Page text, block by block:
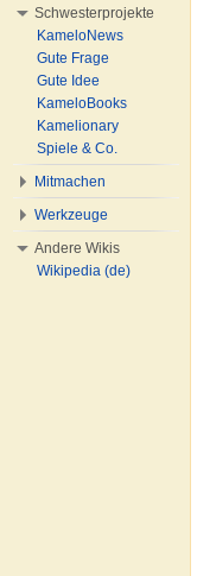
Schwesterprojekte
KameloNews
Gute Frage
Gute Idee
KameloBooks
Kamelionary
Spiele & Co.
Mitmachen
Werkzeuge
Andere Wikis
Wikipedia (de)